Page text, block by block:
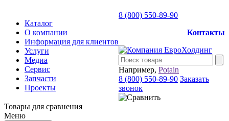
Каталог
О компании
Информация для клиентов
Услуги
Медиа
Сервис
Запчасти
Проекты
8 (800) 550-89-90
Контакты
Например, Potain
8 (800) 550-89-90 Заказать
звонок
Товары для сравнения
Меню